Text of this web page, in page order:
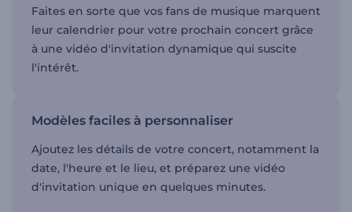
Faites en sorte que vos fans de musique marquent
leur calendrier pour votre prochain concert grâce
à une vidéo d'invitation dynamique qui suscite
l'intérêt.
Modèles faciles à personnaliser
Ajoutez les détails de votre concert, notamment la
date, l'heure et le lieu, et préparez une vidéo
d'invitation unique en quelques minutes.